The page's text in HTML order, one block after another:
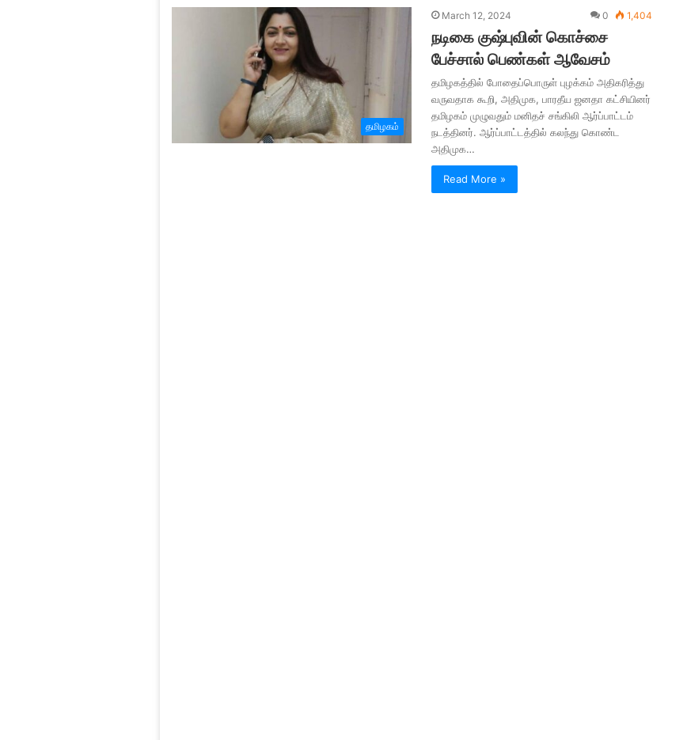
தமிழகம்
March 12, 2024 0 1,404
நடிகை குஷ்புவின் கொச்சை
பேச்சால் பெண்கள் ஆவேசம்
தமிழகத்தில் போதைப்பொருள் புழக்கம் அதிகரித்து
வருவதாக கூறி, அதிமுக, பாரதீய ஜனதா கட்சியினர்
தமிழகம் முழுவதும் மனிதச் சங்கிலி ஆர்ப்பாட்டம்
நடத்தினர். ஆர்ப்பாட்டத்தில் கலந்து கொண்ட
அதிமுக…
Read More »